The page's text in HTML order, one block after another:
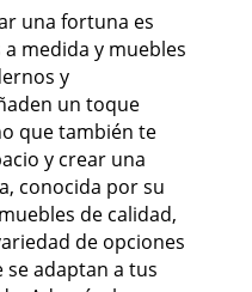
una fortuna es
medida y muebles
y
un toque
que también te
y crear una
conocida por su
de calidad,
de opciones
se adaptan a tus